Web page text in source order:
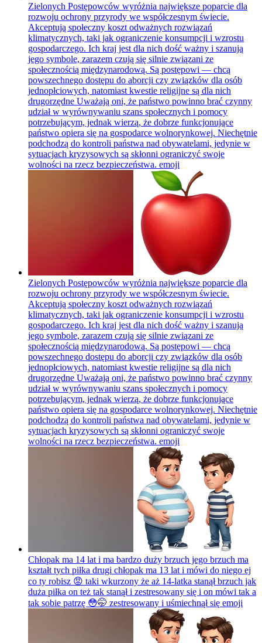
Zielonych Postępowców wyróżnia największe poparcie dla
rozwoju ochrony przyrody we współczesnym świecie.
Akceptują społeczny koszt odważnych rozwiązań
klimatycznych, taki jak ograniczenie konsumpcji i wzrostu
gospodarczego. Ich kraj jest dla nich dość ważny i szanują
jego symbole, zarazem czują się silnie związani ze
społecznością międzynarodową. Są postępowi — chcą
powszechnego dostępu do aborcji czy związków dla osób
jednopłciowych, natomiast kwestie religijne są dla nich
drugorzędne Uważają oni, że państwo powinno brać czynny
udział w wyrównywaniu szans społecznych i pomocy
potrzebującym, jednak wierzą, że dobrze funkcjonujące
państwo opiera się na gospodarce wolnorynkowej. Niechętnie
podchodzą do kontroli państwa nad obywatelami, jedynie w
sytuacjach kryzysowych są skłonni ograniczyć swoje
wolności na rzecz bezpieczeństwa. emoji
Zielonych Postępowców wyróżnia największe poparcie dla
rozwoju ochrony przyrody we współczesnym świecie.
Akceptują społeczny koszt odważnych rozwiązań
klimatycznych, taki jak ograniczenie konsumpcji i wzrostu
gospodarczego. Ich kraj jest dla nich dość ważny i szanują
jego symbole, zarazem czują się silnie związani ze
społecznością międzynarodową. Są postępowi — chcą
powszechnego dostępu do aborcji czy związków dla osób
jednopłciowych, natomiast kwestie religijne są dla nich
drugorzędne Uważają oni, że państwo powinno brać czynny
udział w wyrównywaniu szans społecznych i pomocy
potrzebującym, jednak wierzą, że dobrze funkcjonujące
państwo opiera się na gospodarce wolnorynkowej. Niechętnie
podchodzą do kontroli państwa nad obywatelami, jedynie w
sytuacjach kryzysowych są skłonni ograniczyć swoje
wolności na rzecz bezpieczeństwa. emoji
Chłopak ma 14 lat i ma bardzo duży brzuch jego brzuch ma
kształt tych piłka drugi chłopak ma 13 lat i mówi do niego ej
co ty robisz 😡 taki wkurzony że aż 14-latka stanął brzuch jak
duża piłka on też tak stanął i zestresowany się i on mówi tak a
tak sobie patrzę 😳🤭 zestresowany i uśmiechnął się emoji